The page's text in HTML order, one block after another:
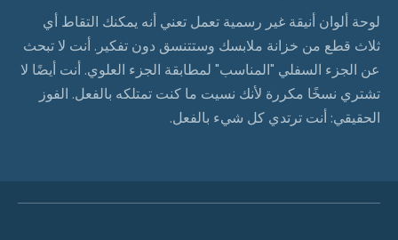
لوحة ألوان أنيقة غير رسمية تعمل تعني أنه يمكنك التقاط أي
ثلاث قطع من خزانة ملابسك وستتنسق دون تفكير. أنت لا تبحث
عن الجزء السفلي "المناسب" لمطابقة الجزء العلوي. أنت أيضًا لا
تشتري نسخًا مكررة لأنك نسيت ما كنت تمتلكه بالفعل. الفوز
الحقيقي: أنت ترتدي كل شيء بالفعل.